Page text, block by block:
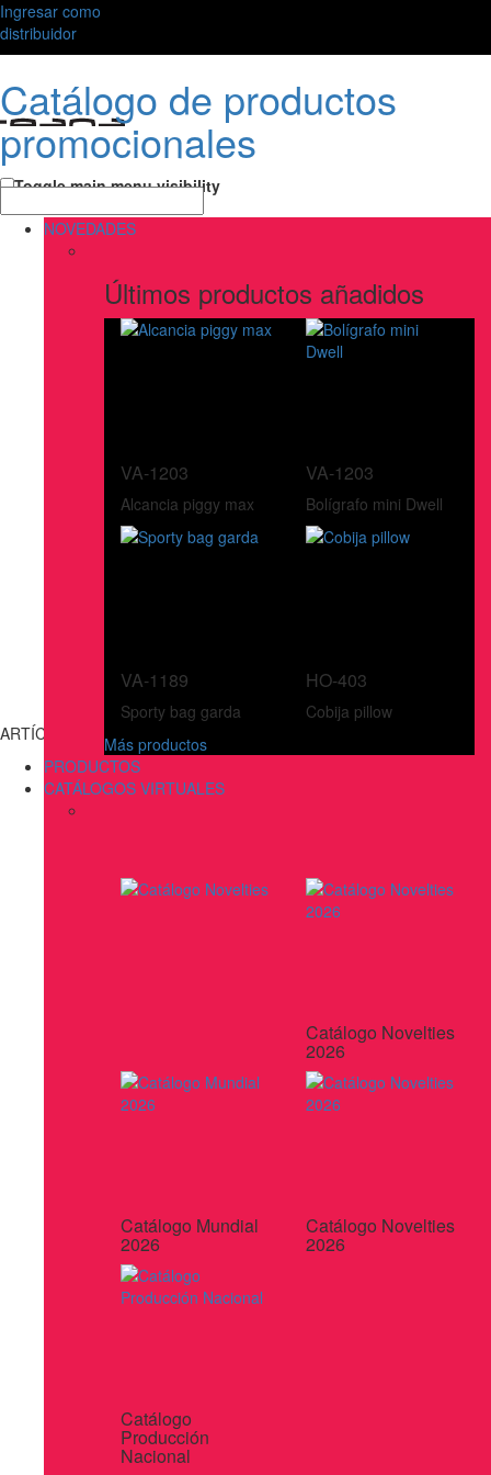
Ingresar como
distribuidor
Catálogo de productos
promocionales
Toggle main menu visibility
NOVEDADES
Últimos productos añadidos
VA-1203
Alcancia piggy max
VA-1203
Bolígrafo mini Dwell
VA-1189
Sporty bag garda
HO-403
Cobija pillow
Más productos
PRODUCTOS
CATÁLOGOS VIRTUALES
Catálogo Novelties
2026
Catálogo Mundial
2026
Catálogo Novelties
2026
Catálogo
Producción
Nacional
ARTÍCULOS DE ESCRITURA